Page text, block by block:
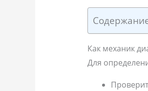
Как механик
Для